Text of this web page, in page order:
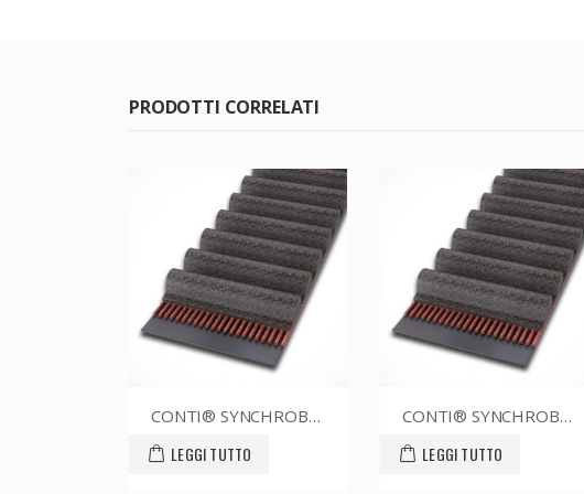
PRODOTTI CORRELATI
LEGGI TUTTO LEGGI TUTTO